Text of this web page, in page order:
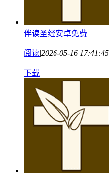
伴读圣经安卓免费
阅读|2026-05-16 17:41:45
下载